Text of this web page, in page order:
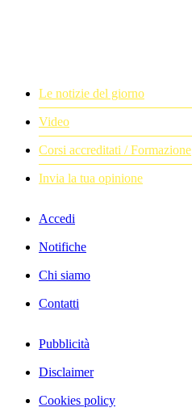
Le notizie del giorno
Video
Corsi accreditati / Formazione
Invia la tua opinione
Accedi
Notifiche
Chi siamo
Contatti
Pubblicità
Disclaimer
Cookies policy